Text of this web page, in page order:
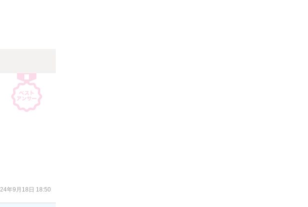
年9月18日 18:50